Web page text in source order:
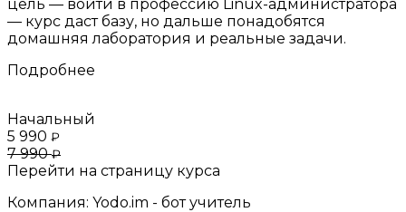
цель — войти в профессию Linux-администратора
— курс даст базу, но дальше понадобятся
домашняя лаборатория и реальные задачи.
Подробнее
Начальный
5 990 ₽
7 990₽
Перейти на страницу курса
Компания: Yodo.im - бот учитель